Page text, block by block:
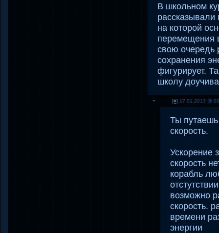
В школьном
рассказывали
на которой
перемещения
свою очередь
сохранения
фигурирует.
школу
[#] 17.01.2013 @
Ты
скорость.
Ускорение
скорость
корабль
возможно
скорость.
времени
энергии